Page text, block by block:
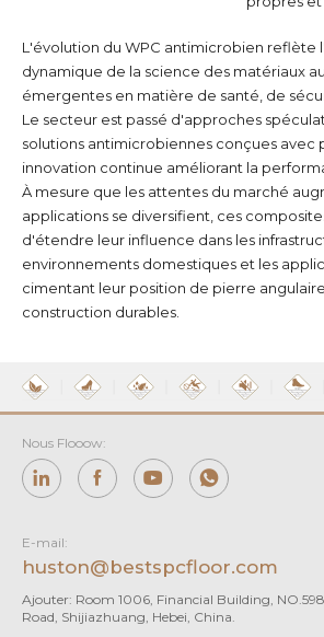
L'évolution du WPC antimicrobien reflète
dynamique de la science des matériaux
émergentes en matière de santé, de
Le secteur est passé d'approches
solutions antimicrobiennes conçues avec
innovation continue améliorant la
À mesure que les attentes du marché
applications se diversifient, ces
d'étendre leur influence dans les
environnements domestiques et les
cimentant leur position de pierre
construction durables.
Nous Flooow:
E-mail:
huston@bestspcfloor.com
Ajouter: Room 1006, Financial Building,
Road, Shijiazhuang, Hebei, China.